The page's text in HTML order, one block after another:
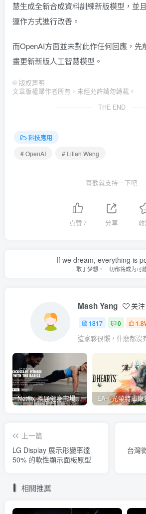
慧生成全新合成資料訓練新版模型，並
運作方式進行改善。
而OpenAI方面並未對此作任何回應，先
畫更新新版人工智慧模型。
© 版权声明
文章版權歸作者所有，未經允許請勿轉載。
THE END
科技應用
# OpenAI
# Lilian Weng
喜歡就支持一下吧
点赞7 分享
If we dream, everything is
敢于梦想，一切都将成为可
Mash Yang 关注
1817 0
這家夥很懶，什麽都沒
Netflix 擴展健身市場 與 Nike 合作推出《Nike Training Club》系列健身影片
上一篇
LG Display 展示形變率達
50% 的軟性顯示面板原型
台灣
相關推薦